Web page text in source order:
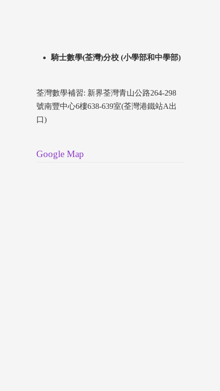
騎士數學(荃灣)分校 (小學部和中學部)
荃灣數學補習: 新界荃灣青山公路264-298
號南豐中心6樓638-639室(荃灣港鐵站A出
口)
Google Map